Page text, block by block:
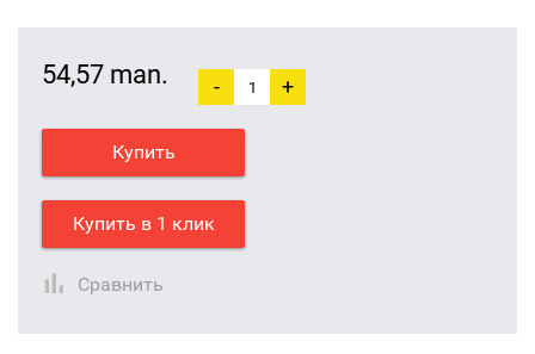
54,57 man. - +
Купить
Купить в 1 клик
Сравнить